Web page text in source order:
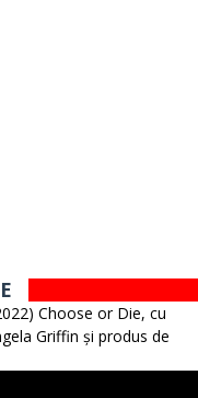
Choose or Die, cu
Griffin și produs de